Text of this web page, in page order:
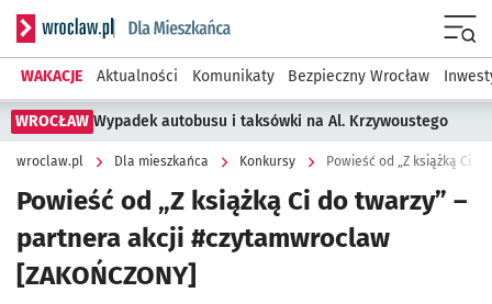
Serwis informacyjny wroclaw.pl podserwis: Dla mieszkańca
WAKACJE Aktualności Komunikaty Bezpieczny Wrocław
WROCŁAW Wypadek autobusu i taksówki na Al. Krzywoustego
wroclaw.pl Dla mieszkańca Konkursy
Powieść od „Z książką Ci do twarzy” –
partnera akcji #czytamwroclaw
[ZAKOŃCZONY]